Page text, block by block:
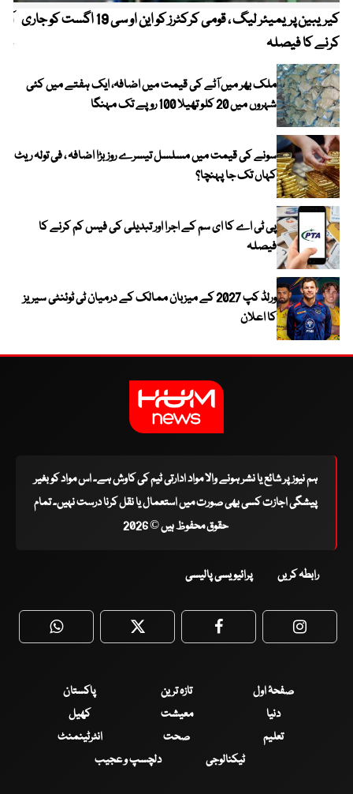
کیریبین پریمیئر لیگ ، قومی کرکٹرز کو این او سی 19 اگست کو جاری
کرنے کا فیصلہ
ملک بھر میں آٹے کی قیمت میں اضافہ، ایک ہفتے میں کئی
شہروں میں 20 کلو تھیلا 100 روپے تک مہنگا
سونے کی قیمت میں مسلسل تیسرے روز بڑا اضافہ ، فی تولہ ریٹ
کہاں تک جا پہنچا؟
پی ٹی اے کا ای سم کے اجرا اور تبدیلی کی فیس کم کرنے کا
فیصلہ
ورلڈ کپ 2027 کے میزبان ممالک کے درمیان ٹی ٹوئنٹی سیریز
کا اعلان
ہم نیوز پر شائع یا نشر ہونے والا مواد ادارتی ٹیم کی کاوش ہے۔ اس مواد کو بغیر
پیشگی اجازت کسی بھی صورت میں استعمال یا نقل کرنا درست نہیں۔ تمام
حقوق محفوظ ہیں © 2026
رابطہ کریں پرائیویسی پالیسی
WhatsApp Twitter Facebook
صفحۂ اول تازہ ترین
پاکستان
دنیا
معیشت
کھیل
تعلیم
صحت
انٹرٹینمنٹ
ٹیکنالوجی
دلچسپ و عجیب